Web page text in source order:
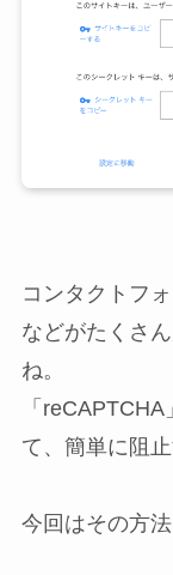
コンタクトフ
などがたくさ
ね。
「
て、簡単に阻
今回はその方